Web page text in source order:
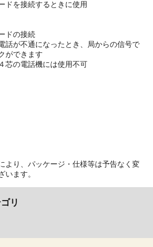
ドを接続するときに使用
ドの接続
話が不通になったとき、局からの信号で
ができます
芯の電話機には使用不可
より、パッケージ・仕様等は予告なく変
います。
リ